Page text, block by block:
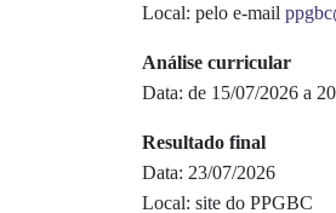
Local: pelo e-mail
Análise curricular
Data: de 15/07/2026 a
Resultado final
Data: 23/07/2026
Local: site do PPGBC